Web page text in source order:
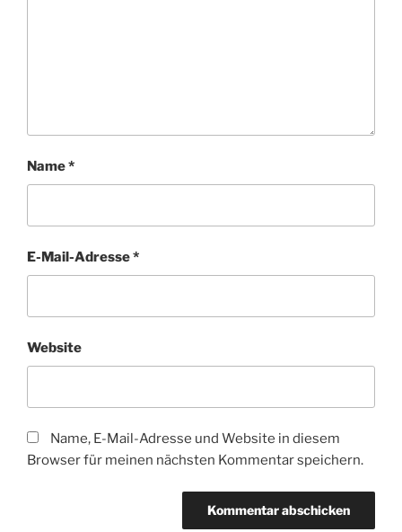
Name*
E-Mail-Adresse*
Website
Name, E-Mail-Adresse und Website in diesem
Browser für meinen nächsten Kommentar speichern.